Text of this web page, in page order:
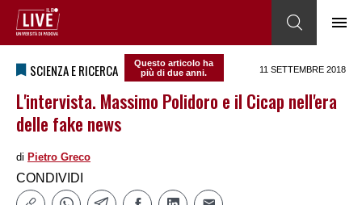
SCIENZA E RICERCA
Questo articolo ha
più di due anni.
11 SETTEMBRE 2018
L'intervista. Massimo Polidoro e il Cicap nell'era
delle fake news
di Pietro Greco
CONDIVIDI